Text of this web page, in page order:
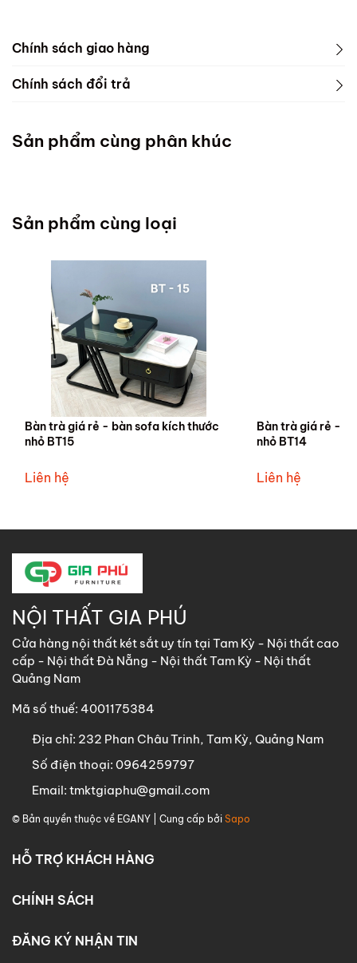
Chính sách giao hàng
Chính sách đổi trả
Sản phẩm cùng phân khúc
Sản phẩm cùng loại
Bàn trà giá rẻ - bàn sofa kích thước
nhỏ BT15
Liên hệ
Bàn trà giá rẻ -
nhỏ BT14
Liên hệ
NỘI THẤT GIA PHÚ
Cửa hàng nội thất két sắt uy tín tại Tam Kỳ - Nội thất cao
cấp - Nội thất Đà Nẵng - Nội thất Tam Kỳ - Nội thất
Quảng Nam
Mã số thuế: 4001175384
Địa chỉ: 232 Phan Châu Trinh, Tam Kỳ, Quảng Nam
Số điện thoại: 0964259797
Email: tmktgiaphu@gmail.com
© Bản quyền thuộc về EGANY | Cung cấp bởi Sapo
HỖ TRỢ KHÁCH HÀNG
CHÍNH SÁCH
ĐĂNG KÝ NHẬN TIN